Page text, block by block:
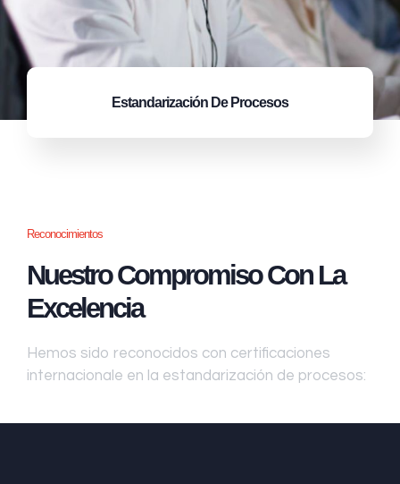
Estandarización De Procesos
Reconocimientos
Nuestro Compromiso Con La
Excelencia
Hemos sido reconocidos con certificaciones
internacionale en la estandarización de procesos: